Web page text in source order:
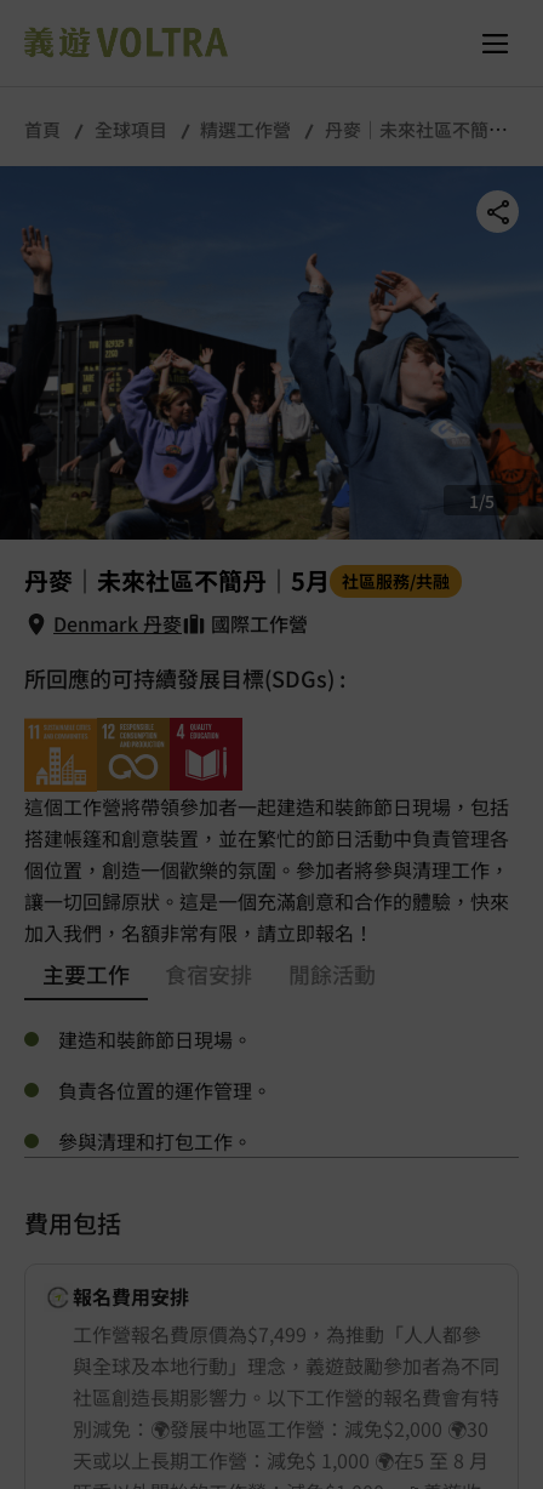
首頁 全球項目 精選工作營
丹麥｜未來社區不簡丹
丹麥｜未來社區不簡丹｜5月 社區服務/共融
Denmark 丹麥 國際工作營
1/5
所回應的可持續發展目標(SDGs) :
這個工作營將帶領參加者一起建造和裝飾節日現場，包括
搭建帳篷和創意裝置，並在繁忙的節日活動中負責管理各
個位置，創造一個歡樂的氛圍。參加者將參與清理工作，
讓一切回歸原狀。這是一個充滿創意和合作的體驗，快來
加入我們，名額非常有限，請立即報名！
主要工作 食宿安排 閒餘活動
建造和裝飾節日現場。
負責各位置的運作管理。
參與清理和打包工作。
費用包括
報名費用安排
工作營報名費原價為$7,499，為推動「人人都參
與全球及本地行動」理念，義遊鼓勵參加者為不同
社區創造長期影響力。以下工作營的報名費會有特
別減免：🌍發展中地區工作營：減免$2,000 🌍30
天或以上長期工作營：減免$ 1,000 🌍在5 至 8 月
舉行城市/地點 (只供參考)
Denmark 丹麥